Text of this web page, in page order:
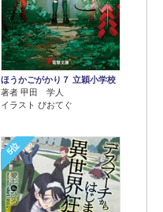
ほうかごがかり７ 立穎小学校
著者 甲田 学人
イラスト ぴおてぐ
5位